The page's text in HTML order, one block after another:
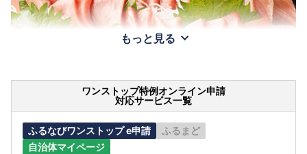
もっと見る
ワンストップ特例オンライン申請
対応サービス一覧
ふるなびワンストップ e申請
ふるまど
自治体マイページ